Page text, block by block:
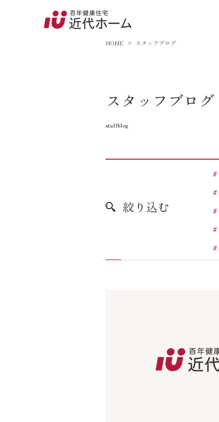
家づくりへの想い
オーガニックハウス
HOME スタッフブログ
スタッフブログ
staffblog
絞り込む